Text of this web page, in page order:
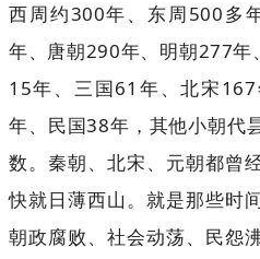
西周约300年、东周500多
年、唐朝290年、明朝277年
15年、三国61年、北宋
年、民国38年，其他小朝代
数。秦朝、北宋、元朝都曾
快就日薄西山。就是那些时
朝政腐败、社会动荡、民怨